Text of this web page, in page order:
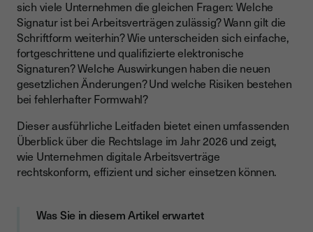
Sonderfälle mit Schriftformerfordernis
Elektronischer Arbeitsvertrag in der Praxis
Erstellung des Vertragsdokuments
Signatur durch den Arbeitgeber
Signatur durch den Arbeitnehmer
Nachweispflichten und Bereitstellungspflichten
Beweiswert elektronischer Signaturen
Was muss weiterhin schriftlich bleiben?
sich viele Unternehmen die gleichen Fragen: Welche
Signatur ist bei Arbeitsverträgen zulässig? Wann gilt die
Schriftform weiterhin? Wie unterscheiden sich einfache,
fortgeschrittene und qualifizierte elektronische
Signaturen? Welche Auswirkungen haben die neuen
gesetzlichen Änderungen? Und welche Risiken bestehen
bei fehlerhafter Formwahl?
Dieser ausführliche Leitfaden bietet einen umfassenden
Überblick über die Rechtslage im Jahr 2026 und zeigt,
wie Unternehmen digitale Arbeitsverträge
rechtskonform, effizient und sicher einsetzen können.
Was Sie in diesem Artikel erwartet